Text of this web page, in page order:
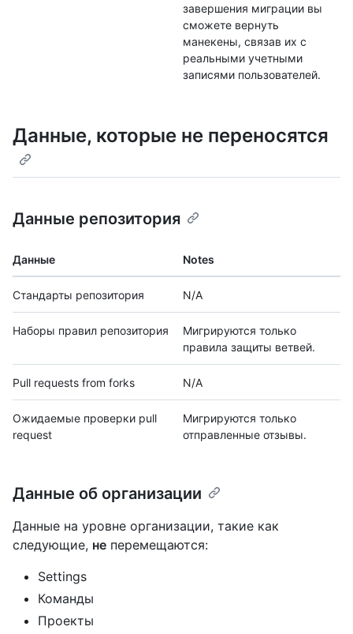
завершения миграции вы
сможете вернуть
манекены, связав их с
реальными учетными
записями пользователей.
Данные, которые не переносятся
Данные репозитория
Данные Notes
Стандарты репозитория N/A
Наборы правил репозитория
Мигрируются только
правила защиты ветвей.
Pull requests from forks N/A
Ожидаемые проверки pull
request
Мигрируются только
отправленные отзывы.
Данные об организации
Данные на уровне организации, такие как
следующие, не перемещаются:
Settings
Команды
Проекты